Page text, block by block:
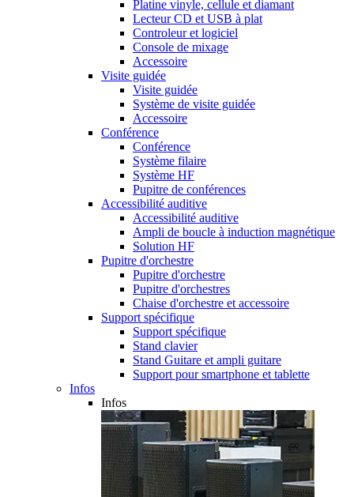
Platine vinyle, cellule et diamant
Lecteur CD et USB à plat
Controleur et logiciel
Console de mixage
Accessoire
Visite guidée
Visite guidée
Système de visite guidée
Accessoire
Conférence
Conférence
Système filaire
Système HF
Pupitre de conférences
Accessibilité auditive
Accessibilité auditive
Ampli de boucle à induction magnétique
Solution HF
Pupitre d'orchestre
Pupitre d'orchestre
Pupitre d'orchestres
Chaise d'orchestre et accessoire
Support spécifique
Support spécifique
Stand clavier
Stand Guitare et ampli guitare
Support pour smartphone et tablette
Infos
Infos